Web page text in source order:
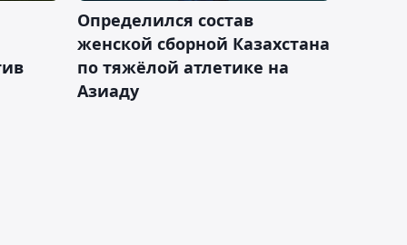
Определился состав
женской сборной Казахстана
по тяжёлой атлетике на
Азиаду